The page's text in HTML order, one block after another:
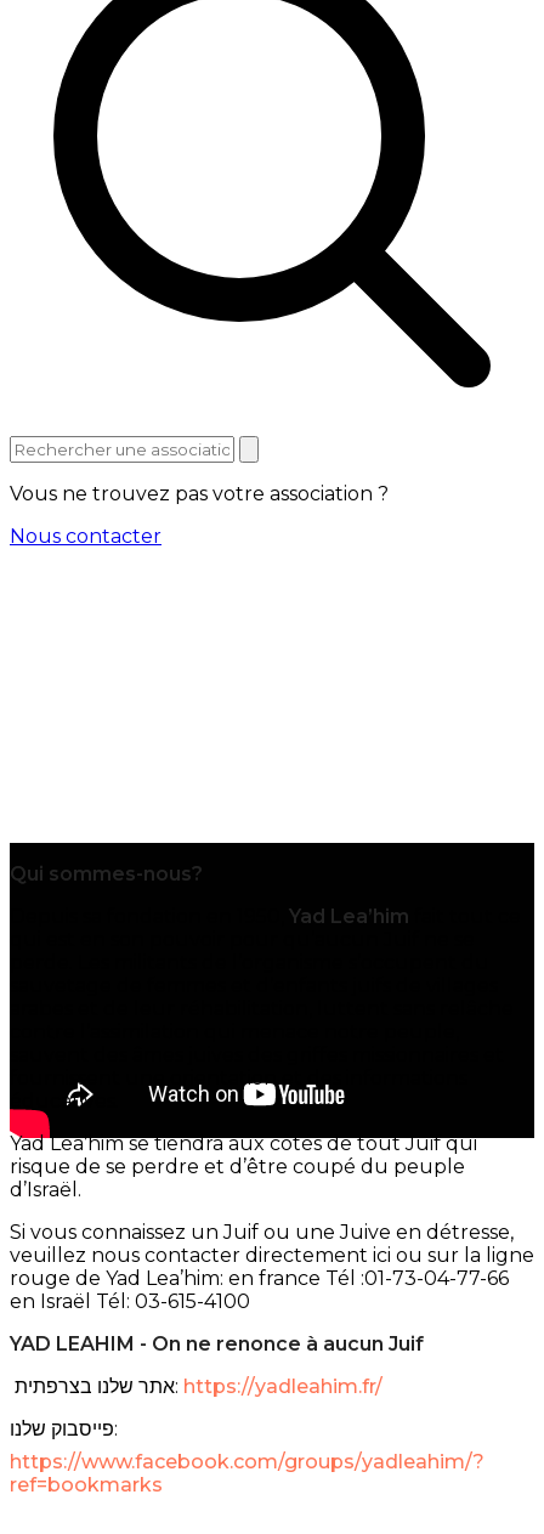
Vous ne trouvez pas votre association ?
Nous contacter
Qui sommes-nous?
Yad Lea’him
fournissent une orientation et des informations
éducatives.
Yad Lea’him se tiendra aux côtés de tout Juif qui
risque de se perdre et d’être coupé du peuple
d’Israël.
Si vous connaissez un Juif ou une Juive en détresse,
veuillez nous contacter directement ici ou sur la ligne
rouge de Yad Lea’him: en france Tél :01-73-04-77-66
en Israël Tél: 03-615-4100
YAD LEAHIM - On ne renonce à aucun Juif
אתר שלנו בצרפתית: https://yadleahim.fr/
פייסבוק שלנו:
https://www.facebook.com/groups/yadleahim/?
ref=bookmarks